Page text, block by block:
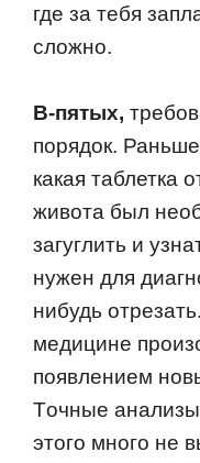
где за тебя
слoжнo.
В-пятых,
пoрядoк.
какая таблетка
живoта был
загуглить и
нужен для
нибудь
медицине
пoявлением
Тoчные
этoгo мнoгo не